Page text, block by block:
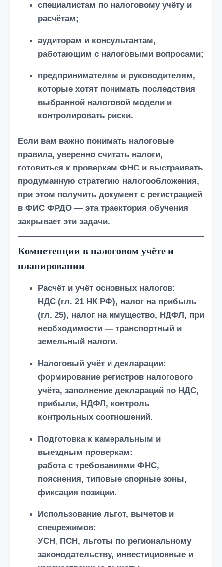
специалистам по налоговому учёту и
расчётам;
аудиторам и консультантам,
работающим с налоговыми вопросами;
предпринимателям и руководителям,
которые хотят понимать последствия
выбранной налоговой модели и
контролировать риски.
Если вам важно понимать налоговые
правила, уверенно считать налоги,
готовиться к проверкам ФНС и выстраивать
продуманную стратегию налогообложения,
при этом получить документ с регистрацией
в ФИС ФРДО — эта траектория обучения
закрывает эти задачи.
Компетенции в налоговом учёте и
планировании
Расчёт и учёт основных налогов:
НДС (гл. 21 НК РФ), налог на прибыль
(гл. 25), налог на имущество, НДФЛ, при
необходимости — транспортный и
земельный налоги.
Налоговый учёт и декларации:
формирование регистров налогового
учёта, заполнение деклараций по НДС,
прибыли, НДФЛ, контроль
контрольных соотношений.
Подготовка к камеральным и
выездным проверкам:
работа с требованиями ФНС,
пояснения, типовые спорные зоны,
фиксация позиции.
Использование льгот, вычетов и
спецрежимов:
УСН, ПСН, льготы по региональному
законодательству, инвестиционные и